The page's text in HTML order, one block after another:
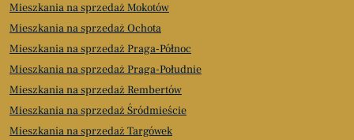
Mieszkania na sprzedaż Mokotów
Mieszkania na sprzedaż Ochota
Mieszkania na sprzedaż Praga-Północ
Mieszkania na sprzedaż Praga-Południe
Mieszkania na sprzedaż Rembertów
Mieszkania na sprzedaż Śródmieście
Mieszkania na sprzedaż Targówek